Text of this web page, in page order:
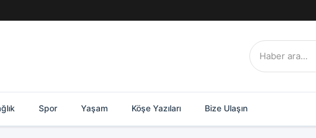
Ara:
Spor Yaşam Köşe Yazıları Bize Ulaşın